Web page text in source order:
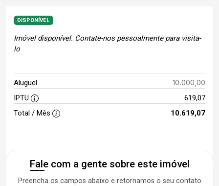
DISPONÍVEL
Imóvel disponível. Contate-nos pessoalmente para visita-
lo
Aluguel 10.000,00
IPTU
619,07
Total / Mês
10.619,07
Fale com a gente sobre este imóvel
Preencha os campos abaixo e retornamos o seu contato